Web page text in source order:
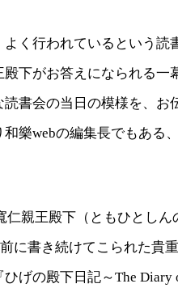
く行われているという読
下がお答えになられる一
書会の当日の模様を、お
樂webの編集長でもある
仁親王殿下（ともひとし
に書き続けてこられた貴
げの殿下日記～The Diary